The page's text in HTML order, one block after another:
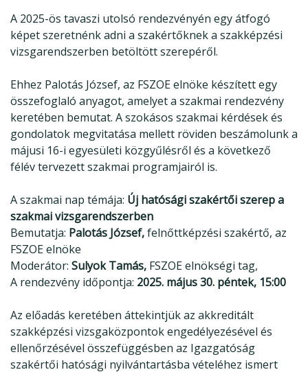
A 2025-ös tavaszi utolsó rendezvényén egy átfogó
képet szeretnénk adni a szakértőknek a szakképzési
vizsgarendszerben betöltött szerepéről.
Ehhez Palotás József, az FSZOE elnöke készített egy
összefoglaló anyagot, amelyet a szakmai rendezvény
keretében bemutat. A szokásos szakmai kérdések és
gondolatok megvitatása mellett röviden beszámolunk a
májusi 16-i egyesületi közgyűlésről és a következő
félév tervezett szakmai programjairól is.
A szakmai nap témája: Új hatósági szakértői szerep a
szakmai vizsgarendszerben
Bemutatja: Palotás József,felnőttképzési szakértő, az
FSZOE elnöke
Moderátor: Sulyok Tamás, FSZOE elnökségi tag,
A rendezvény időpontja: 2025. május 30. péntek, 15:00
Az előadás keretében áttekintjük az akkreditált
szakképzési vizsgaközpontok engedélyezésével és
ellenőrzésével összefüggésben az Igazgatóság
szakértői hatósági nyilvántartásba vételéhez ismert